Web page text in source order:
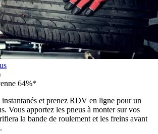
64%*
et prenez RDV en ligne pour un
Vous apportez les pneus à monter sur vos
la bande de roulement et les freins avant